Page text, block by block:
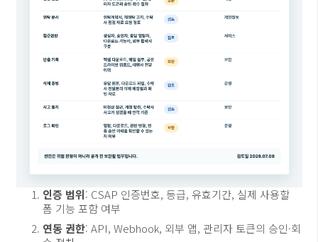
인증 범위: CSAP 인증번호, 등급, 유효기간, 실제 사용할
폼 기능 포함 여부
연동 권한: API, Webhook, 외부 앱, 관리자 토큰의 승인·회